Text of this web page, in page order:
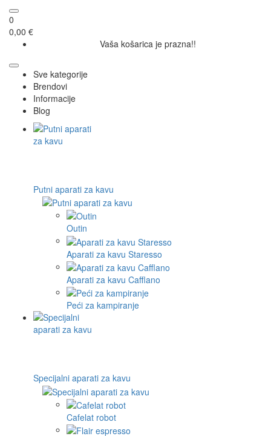
0
0,00 €
Vaša košarica je prazna!!
Sve kategorije
Brendovi
Informacije
Blog
Putni aparati za kavu
Outin
Aparati za kavu Staresso
Aparati za kavu Cafflano
Peći za kampiranje
Specijalni aparati za kavu
Cafelat robot